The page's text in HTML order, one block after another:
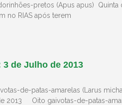
pretos (Apus apus)
no RIAS após terem
de Julho de 2013
de-patas-amarelas (Larus
2013 Oito gaivotas-de-patas-